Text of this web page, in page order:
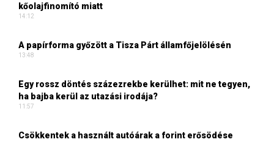
kőolajfinomító miatt
14:12
A papírforma győzött a Tisza Párt államfőjelölésén
13:48
Egy rossz döntés százezrekbe kerülhet: mit ne tegyen,
ha bajba kerül az utazási irodája?
11:57
Csökkentek a használt autóárak a forint erősödése